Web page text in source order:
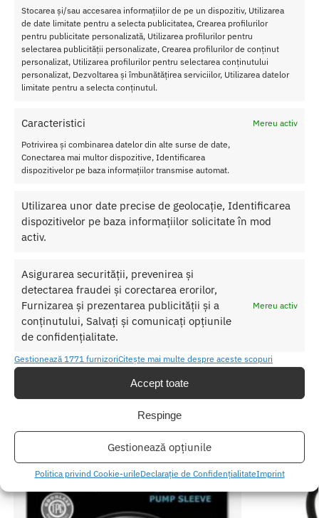
Stocarea și/sau accesarea informațiilor de pe un dispozitiv, Utilizarea
de date limitate pentru a selecta publicitatea, Crearea profilurilor
pentru publicitate personalizată, Utilizarea profilurilor pentru
selectarea publicității personalizate, Crearea profilurilor de conținut
personalizat, Utilizarea profilurilor pentru selectarea conținutului
personalizat, Dezvoltarea și îmbunătățirea serviciilor, Utilizarea datelor
limitate pentru a selecta conținutul.
Caracteristici
Mereu activ
Potrivirea și combinarea datelor din alte surse de date,
Conectarea mai multor dispozitive, Identificarea
dispozitivelor pe baza informațiilor transmise automat.
Utilizarea unor date precise de geolocație, Identificarea
dispozitivelor pe baza informațiilor solicitate în mod
activ.
Asigurarea securității, prevenirea și
detectarea fraudei și corectarea erorilor,
Furnizarea și prezentarea publicității și a
conținutului, Salvați și comunicați opțiunile
de confidențialitate.
Mereu activ
Gestionează 1771 furnizoriCitește mai multe despre aceste scopuri
Accept toate
Respinge
Gestionează opțiunile
Politica privind Cookie-urileDeclarație de ConfidențialitateImprint
Pastreaza pompa in cutia sa sau intr-un loc ferit de praf si de
lumina directa a soarelui. Fiind un produs rezistent la apa, il poti
folosi cu incredere atat in cada, cat si la dus.
Caracteristici Pompa Marire Penis Hydromax9 Red
Culoare: Rosu
Lungime (cm): 34
Grupa de produse: Pompa pentru penis
Caracteristici speciale: Rezistent la apa
Tehnologie: Bellows Pump System
la 360 de grade, supapa Super Flow Latch, scala de masurare
Beneficii: Cu 35% mai multa putere de absorbtie, prindere
imbunatatita
Investeste in increderea ta cu Pompa Marire Penis Hydromax9 Red.
SKU: 5060140209348
Categorii: POMPE VACUUM
Etichetă: Pompa Marire Penis Hydromax9 Red
Produse similare